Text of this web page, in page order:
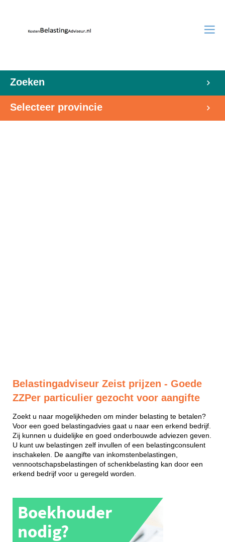
Zoeken
Selecteer provincie
Belastingadviseur Zeist prijzen - Goede
ZZPer particulier gezocht voor aangifte
Zoekt u naar mogelijkheden om minder belasting te betalen?
Voor een goed belastingadvies gaat u naar een erkend bedrijf.
Zij kunnen u duidelijke en goed onderbouwde adviezen geven.
U kunt uw belastingen zelf invullen of een belastingconsulent
inschakelen. De aangifte van inkomstenbelastingen,
vennootschapsbelastingen of schenkbelasting kan door een
erkend bedrijf voor u geregeld worden.